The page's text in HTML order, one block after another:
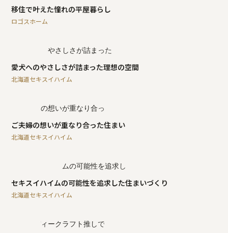
北見(オホーツク)版
移住で叶えた憧れの平屋暮らし
ロゴスホーム
愛犬へのやさしさが詰まった理想の空間
北海道セキスイハイム
ご夫婦の想いが重なり合った住まい
北海道セキスイハイム
セキスイハイムの可能性を追求した住まいづくり
北海道セキスイハイム